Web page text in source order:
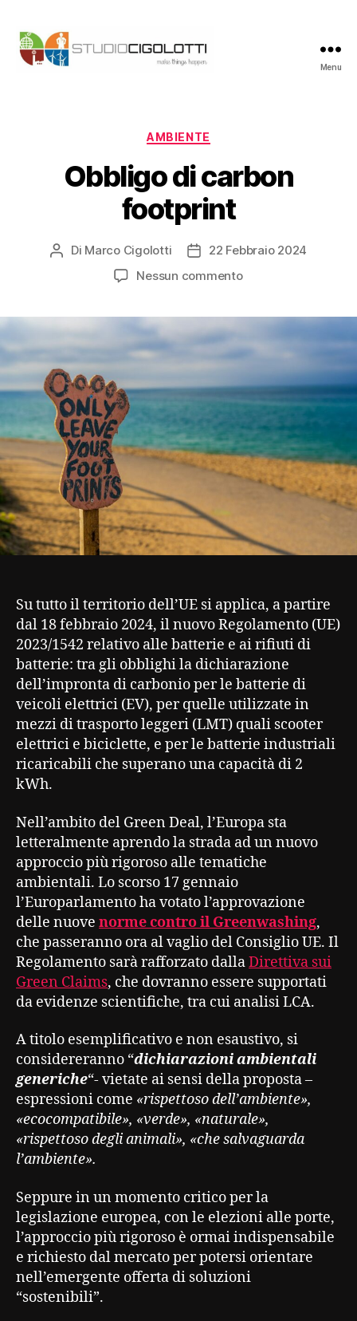
Menu
Categorie
AMBIENTE
Obbligo di carbon
footprint
Autore
Di Marco Cigolotti
Data
dell'articolo
22 Febbraio 2024
Nessun commentosu
Su tutto il territorio dell’UE si applica, a partire
dal 18 febbraio 2024, il nuovo Regolamento (UE)
2023/1542 relativo alle batterie e ai rifiuti di
batterie: tra gli obblighi la dichiarazione
dell’impronta di carbonio per le batterie di
veicoli elettrici (EV), per quelle utilizzate in
mezzi di trasporto leggeri (LMT) quali scooter
elettrici e biciclette, e per le batterie industriali
ricaricabili che superano una capacità di 2
kWh.
Nell’ambito del Green Deal, l’Europa sta
letteralmente aprendo la strada ad un nuovo
approccio più rigoroso alle tematiche
ambientali. Lo scorso 17 gennaio
l’Europarlamento ha votato l’approvazione
delle nuove norme contro il Greenwashing,
che passeranno ora al vaglio del Consiglio UE. Il
Regolamento sarà rafforzato dallaDirettiva sui
Green Claims, che dovranno essere supportati
da evidenze scientifiche, tra cui analisi LCA.
A titolo esemplificativo e non esaustivo, si
considereranno “dichiarazioni ambientali
generiche“- vietate ai sensi della proposta –
espressioni come «rispettoso dell’ambiente»,
«ecocompatibile», «verde», «naturale»,
«rispettoso degli animali», «che salvaguarda
l’ambiente».
Seppure in un momento critico per la
legislazione europea, con le elezioni alle porte,
l’approccio più rigoroso è ormai indispensabile
e richiesto dal mercato per potersi orientare
nell’emergente offerta di soluzioni
“sostenibili”.